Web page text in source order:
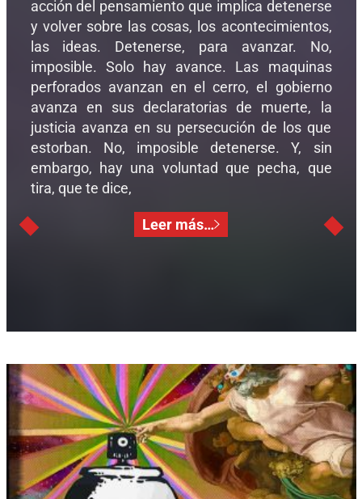
acción del pensamiento que implica detenerse
y volver sobre las cosas, los acontecimientos,
las ideas. Detenerse, para avanzar. No,
imposible. Solo hay avance. Las maquinas
perforados avanzan en el cerro, el gobierno
avanza en sus declaratorias de muerte, la
justicia avanza en su persecución de los que
estorban. No, imposible detenerse. Y, sin
embargo, hay una voluntad que pecha, que
tira, que te dice,
Leer más…